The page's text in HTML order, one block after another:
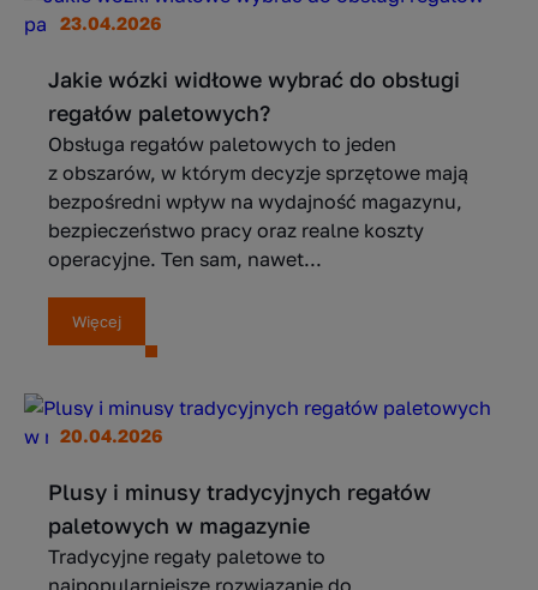
23.04.2026
Jakie wózki widłowe wybrać do obsługi
regałów paletowych?
Obsługa regałów paletowych to jeden
z obszarów, w którym decyzje sprzętowe mają
bezpośredni wpływ na wydajność magazynu,
bezpieczeństwo pracy oraz realne koszty
operacyjne. Ten sam, nawet...
Więcej
20.04.2026
Plusy i minusy tradycyjnych regałów
paletowych w magazynie
Tradycyjne regały paletowe to
najpopularniejsze rozwiązanie do